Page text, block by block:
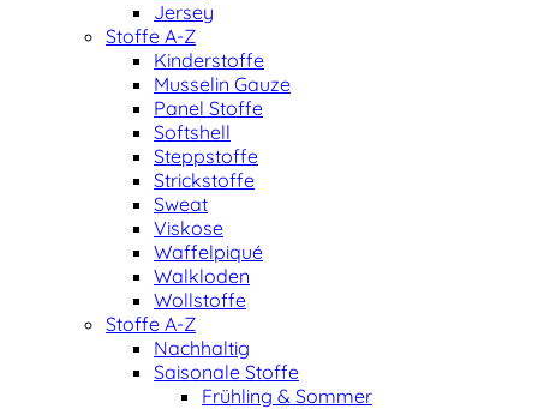
Jersey
Stoffe A-Z
Kinderstoffe
Musselin Gauze
Panel Stoffe
Softshell
Steppstoffe
Strickstoffe
Sweat
Viskose
Waffelpiqué
Walkloden
Wollstoffe
Stoffe A-Z
Nachhaltig
Saisonale Stoffe
Frühling & Sommer